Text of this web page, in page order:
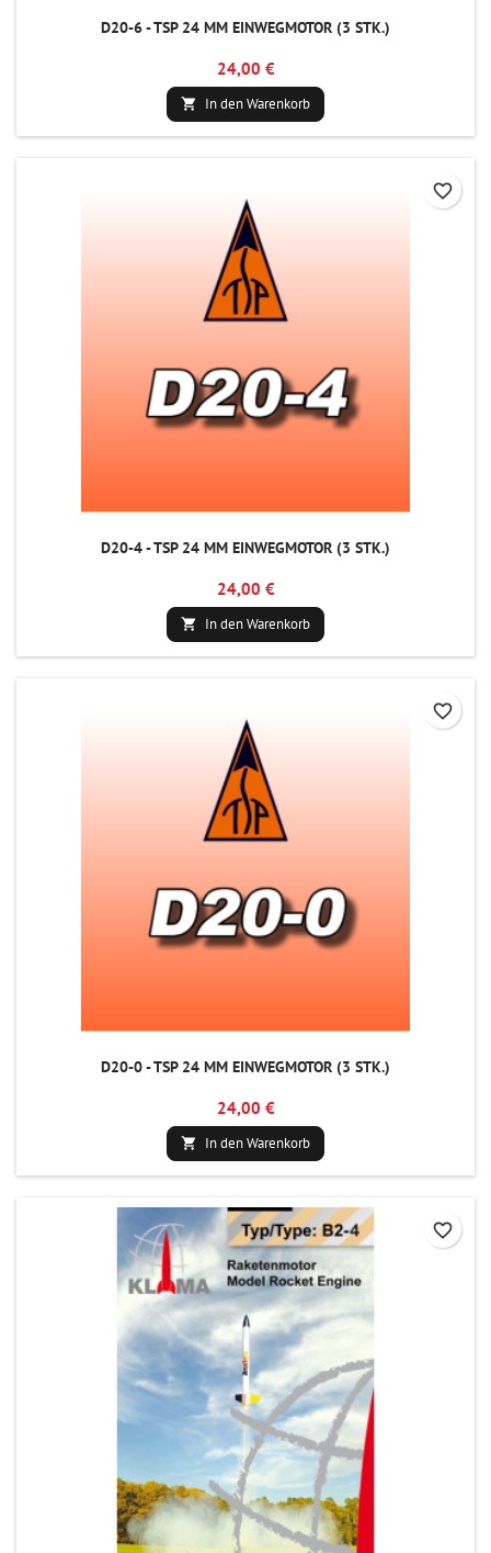
D20-6 - TSP 24 MM EINWEGMOTOR (3 STK.)
24,00 €
 In den Warenkorb
D20-4 - TSP 24 MM EINWEGMOTOR (3 STK.)
24,00 €
 In den Warenkorb
favorite_border
D20-0 - TSP 24 MM EINWEGMOTOR (3 STK.)
24,00 €
 In den Warenkorb
favorite_border
favorite_border